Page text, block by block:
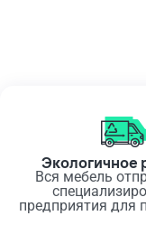
Экологичное
Вся мебель
предприятия для